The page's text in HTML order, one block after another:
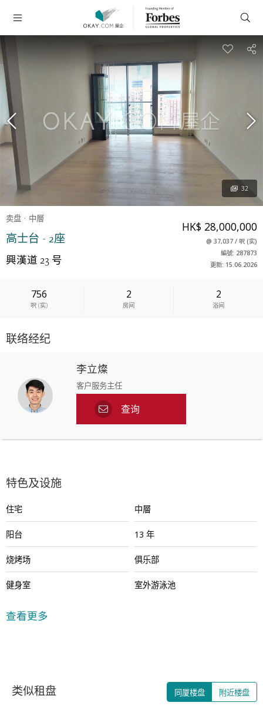
卖盘 中層
高士台 - 2座
興漢道 23 号
HK$ 28,000,000
@ 37,037/ 呎(实)
編號: 287873
更新: 15.06.2026
756
呎(实)
2
房间
2
浴间
32
联络经纪
李立燦
客户服务主任
查询
特色及设施
住宅 中層
阳台 13 年
烧烤场 俱乐部
健身室 室外游泳池
多功能房间
查看更多
类似租盘 同厦楼盘 附近楼盘